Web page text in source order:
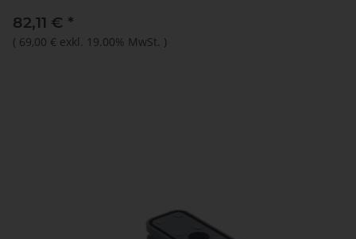
82,11 € *
( 69,00 € exkl. 19.00% MwSt. )